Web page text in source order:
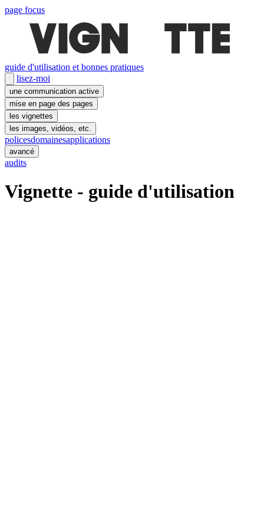
page focus
guide d'utilisation et bonnes pratiques
lisez-moi
une communication active
mise en page des pages
les vignettes
les images, vidéos, etc.
policesdomainesapplications
avancé
audits
Vignette - guide d'utilisation